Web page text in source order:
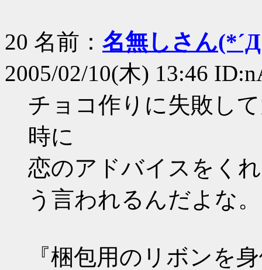
20 名前： 名無しさん
2005/02/10(木) 13:46
チョコ作りに失敗し
時に
恋のアドバイスをく
う言われるんだよな。
『梱包用のリボンを